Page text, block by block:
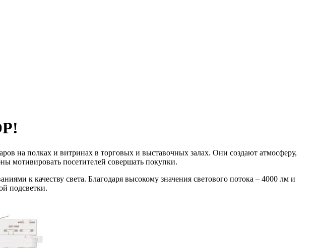
на полках и витринах в торговых и выставочных залах. Они создают атмосферу,
мотивировать посетителей совершать покупки.
к качеству света. Благодаря высокому значения светового потока – 4000 лм и
подсветки.